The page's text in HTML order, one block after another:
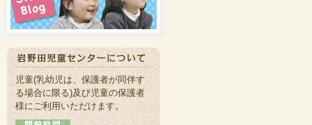
児童(乳幼児は、保護者が同伴す
る場合に限る)及び児童の保護者
様にご利用いただけます。